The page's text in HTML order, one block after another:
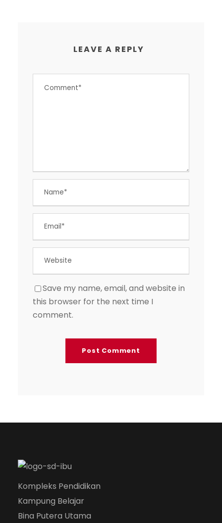
LEAVE A REPLY
Save my name, email, and website in
this browser for the next time I
comment.
Kompleks Pendidikan
Kampung Belajar
Bina Putera Utama